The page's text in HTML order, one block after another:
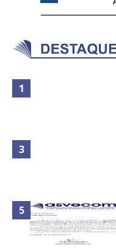
Maior São João do Cerrado
movimenta fim de semana em